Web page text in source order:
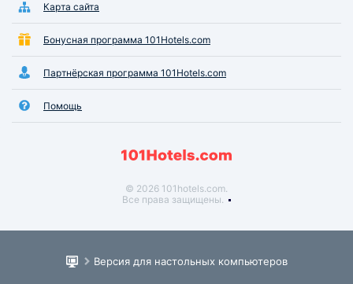
Карта сайта
Бонусная программа 101Hotels.com
Партнёрская программа 101Hotels.com
Помощь
© 2026 101hotels.com.
Все права защищены.
Версия для настольных компьютеров